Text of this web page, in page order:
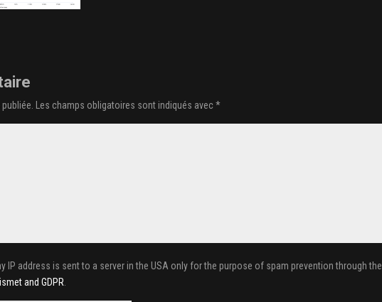
Les champs obligatoires sont indiqués avec*
IP address is sent to a server in the USA only for the purpose of spam prevention through the
and GDPR